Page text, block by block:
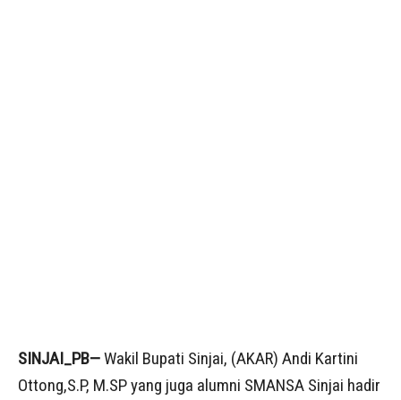
SINJAI_PB—Wakil Bupati Sinjai, (AKAR) Andi Kartini
Ottong,S.P, M.SP yang juga alumni SMANSA Sinjai hadir